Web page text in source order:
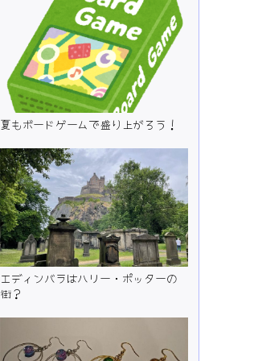
夏もボードゲームで盛り上がろう！
エディンバラはハリー・ポッターの
街？